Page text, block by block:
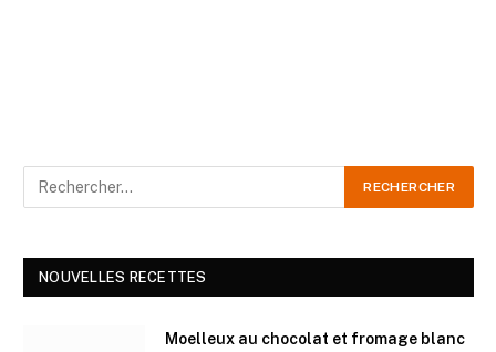
NOUVELLES RECETTES
Moelleux au chocolat et fromage blanc